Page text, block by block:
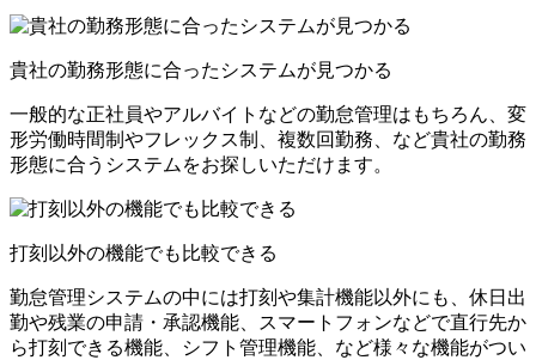
貴社の勤務形態に合ったシステムが見つかる
一般的な正社員やアルバイトなどの勤怠管理はもちろん、変
形労働時間制やフレックス制、複数回勤務、など貴社の勤務
形態に合うシステムをお探しいただけます。
打刻以外の機能でも比較できる
勤怠管理システムの中には打刻や集計機能以外にも、休日出
勤や残業の申請・承認機能、スマートフォンなどで直行先か
ら打刻できる機能、シフト管理機能、など様々な機能がつい